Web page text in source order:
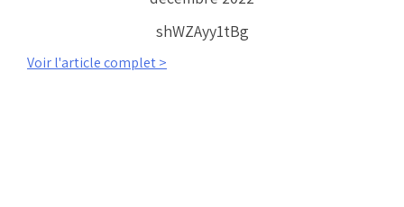
shWZAyy1tBg
Voir l'article complet >